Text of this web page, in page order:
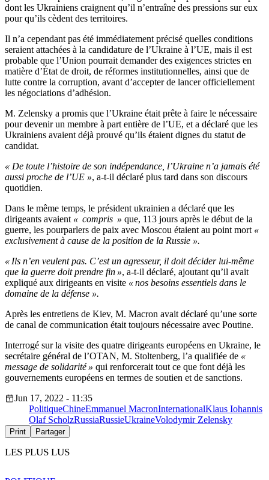
dont les Ukrainiens craignent qu’il n’entraîne des pressions sur eux
pour qu’ils cèdent des territoires.
Il n’a cependant pas été immédiatement précisé quelles conditions
seraient attachées à la candidature de l’Ukraine à l’UE, mais il est
probable que l’Union pourrait demander des exigences strictes en
matière d’État de droit, de réformes institutionnelles, ainsi que de
lutte contre la corruption, avant d’accepter de lancer officiellement
les négociations d’adhésion.
M. Zelensky a promis que l’Ukraine était prête à faire le nécessaire
pour devenir un membre à part entière de l’UE, et a déclaré que les
Ukrainiens avaient déjà prouvé qu’ils étaient dignes du statut de
candidat.
« De toute l’histoire de son indépendance, l’Ukraine n’a jamais été
aussi proche de l’UE », a-t-il déclaré plus tard dans son discours
quotidien.
Dans le même temps, le président ukrainien a déclaré que les
dirigeants avaient « compris » que, 113 jours après le début de la
guerre, les pourparlers de paix avec Moscou étaient au point mort «
exclusivement à cause de la position de la Russie ».
« Ils n’en veulent pas. C’est un agresseur, il doit décider lui-même
que la guerre doit prendre fin », a-t-il déclaré, ajoutant qu’il avait
expliqué aux dirigeants en visite « nos besoins essentiels dans le
domaine de la défense ».
Après les entretiens de Kiev, M. Macron avait déclaré qu’une sorte
de canal de communication était toujours nécessaire avec Poutine.
Interrogé sur la visite des quatre dirigeants européens en Ukraine, le
secrétaire général de l’OTAN, M. Stoltenberg, l’a qualifiée de «
message de solidarité » qui renforcerait tout ce que font déjà les
gouvernements européens en termes de soutien et de sanctions.
Jun 17, 2022 - 11:35
PolitiqueChineEmmanuel MacronInternationalKlaus Iohannis
Olaf ScholzRussiaRussieUkraineVolodymir Zelensky
Print Partager
LES PLUS LUS